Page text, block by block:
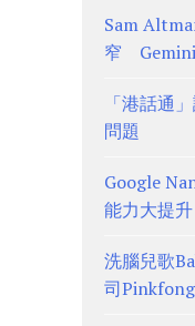
Sam
窄 Gemini
「港話通
問題
Google
能力大提
洗腦兒歌
司